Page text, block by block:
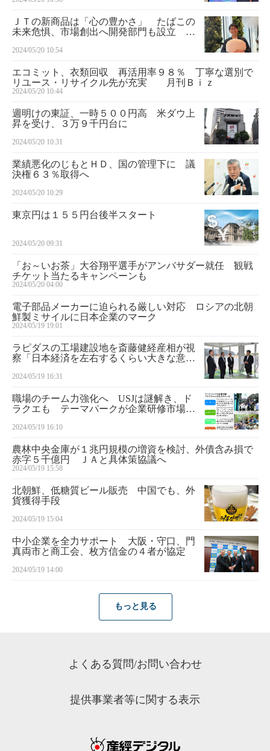
ＪＴの新商品は「心の豊かさ」 たばこの
未来危惧、市場創出へ開発部門も設立
2024/05/20 10:54
エコミット、衣類回収 再活用率９８％ 丁寧な選別で
リユース・リサイクル先が充実 月刊Ｂｉｚ
2024/05/20 10:44
週明けの東証、一時５００円高 米ダウ上
昇を受け、３万９千円台に
2024/05/20 10:31
業績悪化のじもとＨＤ、国の管理下に 議
決権６３％取得へ
2024/05/20 10:29
東京円は１５５円台後半スタート
2024/05/20 09:31
「お～いお茶」大谷翔平選手がアンバサダー就任 観戦
チケット当たるキャンペーンも
2024/05/20 04:00
電子部品メーカーに迫られる厳しい対応 ロシアの北朝
鮮製ミサイルに日本企業のマーク
2024/05/19 19:01
ラピダスの工場建設地を斎藤健経産相が視
察「日本経済を左右するくらい大きな意
2024/05/19 16:31
職場のチーム力強化へ USJは謎解き、ド
ラクエも テーマパークが企業研修市場に
2024/05/19 16:10
農林中央金庫が１兆円規模の増資を検討、外債含み損で
赤字５千億円 ＪＡと具体策協議へ
2024/05/19 15:58
北朝鮮、低糖質ビール販売 中国でも、外
貨獲得手段
2024/05/19 15:04
中小企業を全力サポート 大阪・守口、門
真両市と商工会、枚方信金の４者が協定
2024/05/19 14:00
もっと見る
よくある質問/お問い合わせ
提供事業者等に関する表示